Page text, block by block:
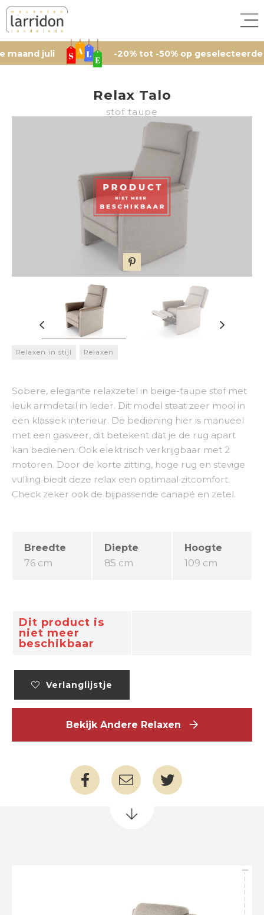
juli -20% tot -50% op geselecteerde
Relax Talo
stof taupe
Relaxen in stijl Relaxen
Sobere, elegante relaxzetel in beige-taupe stof met
leuk armdetail in leder. Dit model staat zeer mooi in
een klassiek interieur. De bediening hier is manueel
met een gasveer, dit betekent dat je de rug apart
kan bedienen. Ook elektrisch verkrijgbaar met 2
motoren. Door de korte zitting, hoge rug en stevige
vulling biedt deze relax een optimaal zitcomfort.
Check zeker ook de bijpassende canapé en zetel.
Breedte
76 cm
Diepte
85 cm
Hoogte
109 cm
Dit product is
niet meer
beschikbaar
Verlanglijstje
Bekijk Andere Relaxen